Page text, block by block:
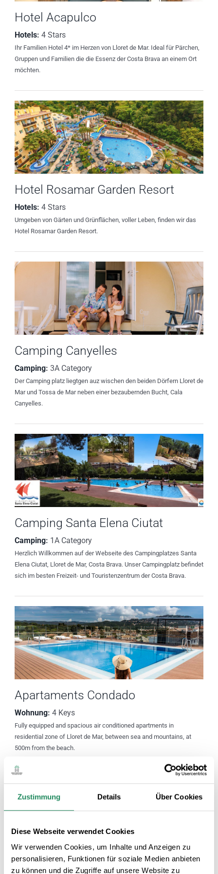
Zustimmung Details Über Cookies
Diese Webseite verwendet Cookies
Wir verwenden Cookies, um Inhalte und Anzeigen zu
personalisieren, Funktionen für soziale Medien anbieten
zu können und die Zugriffe auf unsere Website zu
Hotel Acapulco
Hotels: 4 Stars
Ihr Familien Hotel 4* im Herzen von Lloret de Mar. Ideal für Pärchen,
Gruppen und Familien die die Essenz der Costa Brava an einem Ort
möchten.
Hotel Rosamar Garden Resort
Hotels: 4 Stars
Umgeben von Gärten und Grünflächen, voller Leben, finden wir das
Hotel Rosamar Garden Resort.
Camping Canyelles
Camping: 3A Category
Der Camping platz liegtgen auz wischen den beiden Dörfern Lloret de
Mar und Tossa de Mar neben einer bezaubernden Bucht, Cala
Canyelles.
Camping Santa Elena Ciutat
Camping: 1A Category
Herzlich Willkommen auf der Webseite des Campingplatzes Santa
Elena Ciutat, Lloret de Mar, Costa Brava. Unser Campingplatz befindet
sich im besten Freizeit- und Touristenzentrum der Costa Brava.
Apartaments Condado
Wohnung: 4 Keys
Fully equipped and spacious air conditioned apartments in
residential zone of Lloret de Mar, between sea and mountains, at
500m from the beach.
Hotel Santa Marta